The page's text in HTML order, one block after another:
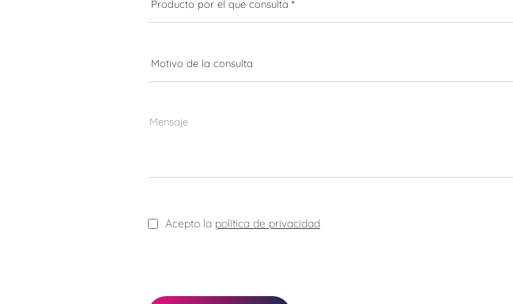
Acepto la política de privacidad